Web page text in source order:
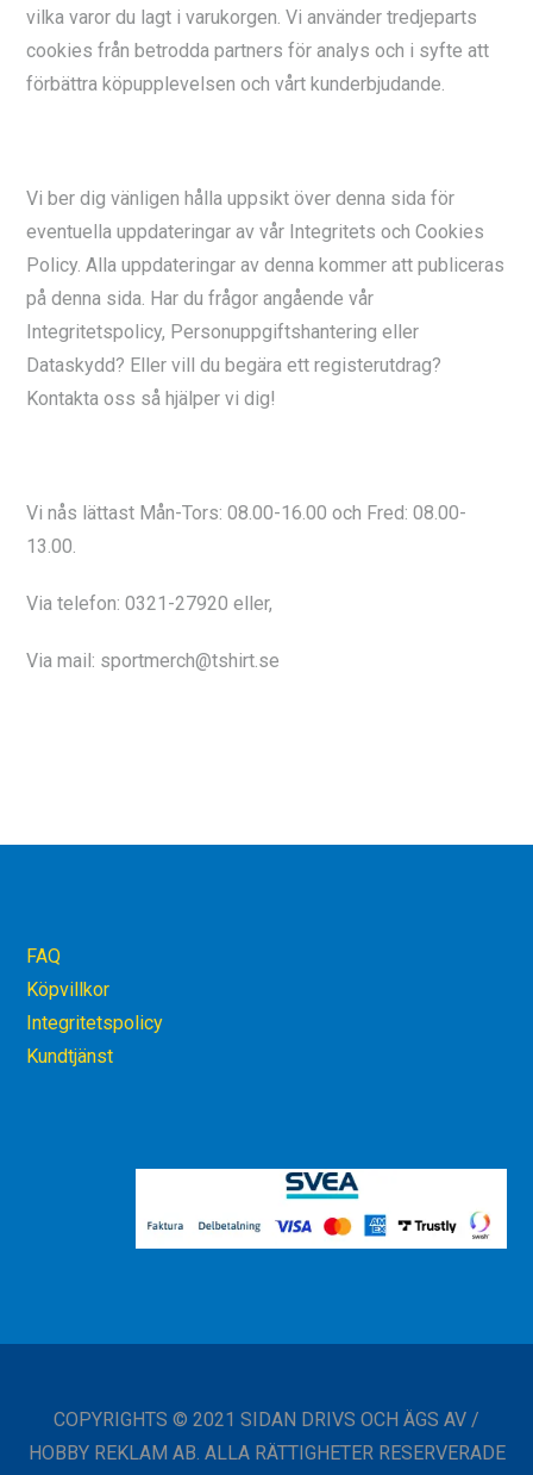
vilka varor du lagt i varukorgen. Vi använder tredjeparts
cookies från betrodda partners för analys och i syfte att
förbättra köpupplevelsen och vårt kunderbjudande.
Vi ber dig vänligen hålla uppsikt över denna sida för
eventuella uppdateringar av vår Integritets och Cookies
Policy. Alla uppdateringar av denna kommer att publiceras
på denna sida. Har du frågor angående vår
Integritetspolicy, Personuppgiftshantering eller
Dataskydd? Eller vill du begära ett registerutdrag?
Kontakta oss så hjälper vi dig!
Vi nås lättast Mån-Tors: 08.00-16.00 och Fred: 08.00-
13.00.
Via telefon: 0321-27920 eller,
Via mail: sportmerch@tshirt.se
FAQ
Köpvillkor
Integritetspolicy
Kundtjänst
COPYRIGHTS © 2021 SIDAN DRIVS OCH ÄGS AV /
HOBBY REKLAM AB. ALLA RÄTTIGHETER RESERVERADE